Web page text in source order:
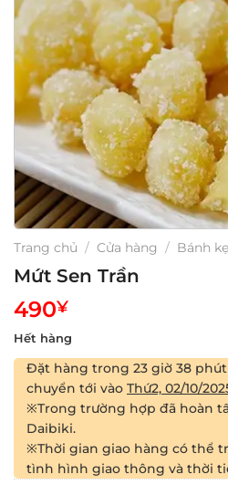
Trang chủ / Cửa hàng / Bánh
Mứt Sen Trần
490¥
Hết hàng
Đặt hàng trong 23 giờ 38 phút
chuyển tới vào Thứ2, 02/10/
※Trong trường hợp đã hoàn
Daibiki.
※Thời gian giao hàng có thể
tình hình giao thông và thời